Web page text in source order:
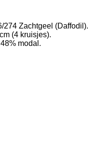
274 Zachtgeel (Daffodil).
(4 kruisjes).
modal.